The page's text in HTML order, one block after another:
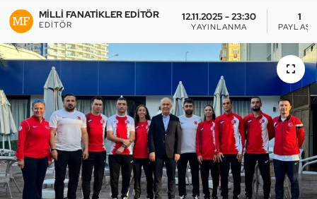
MILLI FANATIKLER EDITÖR
EDITÖR
12.11.2025 - 23:30
YAYINLANMA
1
Buz Hokeyi
Buz Pateni
Çim Hokeyi
Cimnastik
Curling